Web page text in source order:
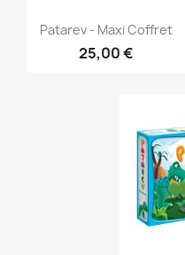
Aperçu rapide
Patarev - Maxi Coffret
25,00 €